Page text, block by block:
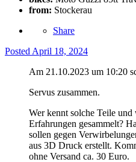
from: Stockerau
Share
Posted April 18, 2024
Am 21.10.2023 um 10:20
Servus zusammen.
Wer kennt solche Teile und
Erfahrungen gesammelt?
sollen gegen
aus 3D Druck erstellt.
ohne Versand ca. 30 Euro.